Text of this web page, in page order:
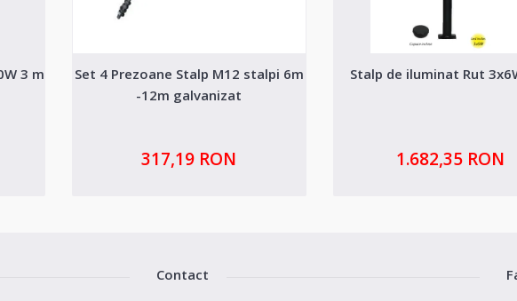
3 m
Set 4 Prezoane Stalp M12 stalpi 6m
-12m galvanizat
317,19 RON
Stalp de iluminat Rut
1.682,35 RON
Contact